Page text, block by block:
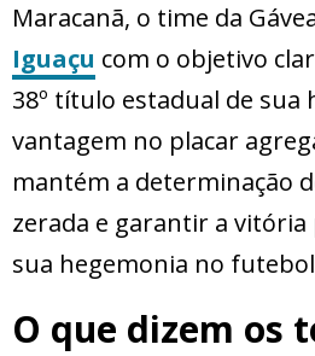
Maracanã, o time da
Iguaçu com o objetivo
38º título estadual de sua
vantagem no placar
mantém a determinação
zerada e garantir a
sua hegemonia no
O que dizem os